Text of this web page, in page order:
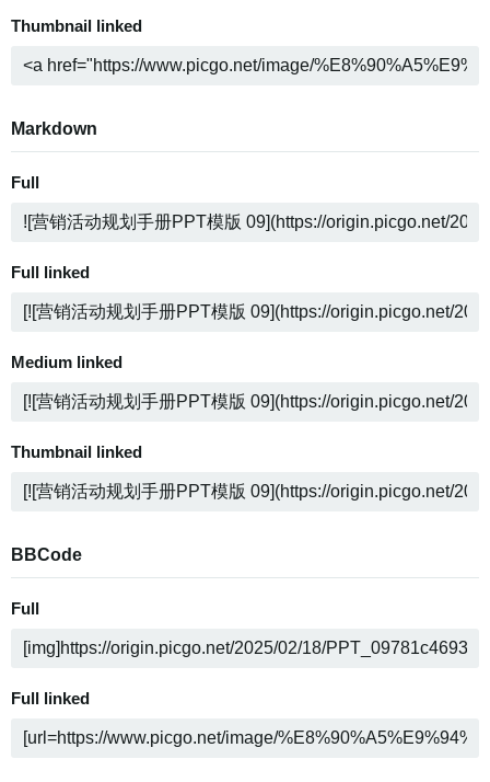
Thumbnail linked
Markdown
Full
Full linked
Medium linked
Thumbnail linked
BBCode
Full
Full linked